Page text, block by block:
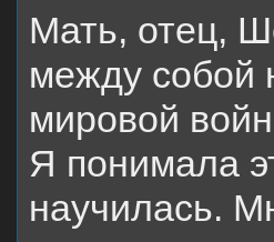
Мать, отец,
между собой
мировой
Я понимала
научилась.